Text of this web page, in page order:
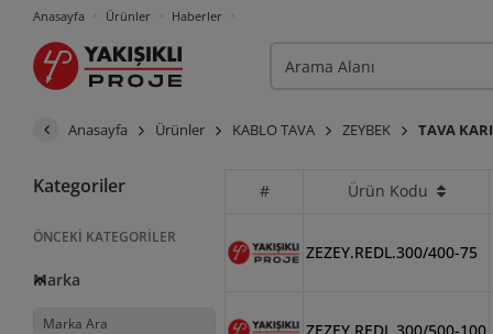
Anasayfa Ürünler Haberler
Anasayfa Ürünler KABLO TAVA ZEYBEK TAVA
Kategoriler
ÖNCEKI KATEGORILER
Marka
# Ürün Kodu
ZEZEY.REDL.300/400-75